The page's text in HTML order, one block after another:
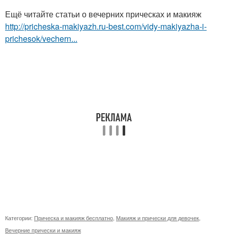
Ещё читайте статьи о вечерних прическах и макияж
http://pricheska-makiyazh.ru-best.com/vidy-makiyazha-i-
prichesok/vechern...
Категории: Прическа и макияж бесплатно Макияж и прически для девочек
Вечерние прически и макияж